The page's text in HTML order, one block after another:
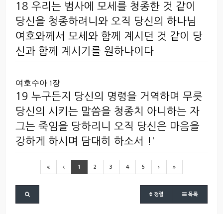
18 우리는 범사에 모세를 청종한 것 같이
당신을 청종하려니와 오직 당신의 하나님
여호와께서 모세와 함께 계시던 것 같이 당
신과 함께 계시기를 원하나이다
여호수아 1장
19 누구든지 당신의 명령을 거역하며 무릇
당신의 시키는 말씀을 청종치 아니하는 자
그는 죽임을 당하리니 오직 당신은 마음을
강하게 하시며 담대히 하소서 !'
1 2 3 4 5
정렬 목록